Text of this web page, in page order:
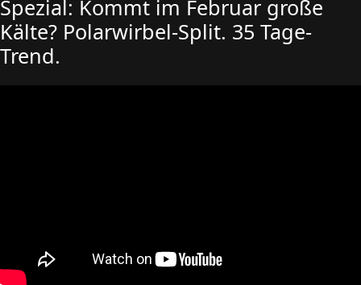
Spezial: Kommt im Februar große
Kälte? Polarwirbel-Split. 35 Tage-
Trend.